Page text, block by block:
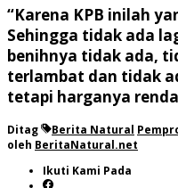
“Karena KPB inilah
Sehingga tidak ada
benihnya tidak ada,
terlambat dan tidak
tetapi harganya
Ditag Berita Natural
oleh BeritaNatural.net
Ikuti Kami Pada